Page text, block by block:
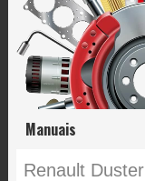
Manuais
Renault Duster